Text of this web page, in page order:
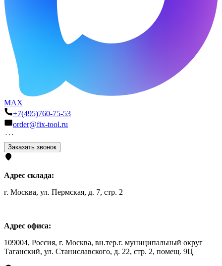
MAX
+7(495)760-75-53
order@fix-tool.ru
Заказать звонок
Адрес склада:
г. Москва, ул. Пермская, д. 7, стр. 2
Адрес офиса:
109004, Россия, г. Москва, вн.тер.г. муниципальный округ
Таганский, ул. Станиславского, д. 22, стр. 2, помещ. 9Ц